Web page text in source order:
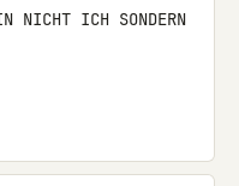
NICHT ICH SONDERN